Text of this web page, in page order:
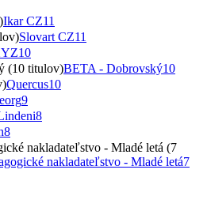
Ikar CZ11
Slovart CZ11
10
(10 titulov)BETA - Dobrovský10
Quercus10
9
8
8
nakladateľstvo - Mladé letá (7
nakladateľstvo - Mladé letá7